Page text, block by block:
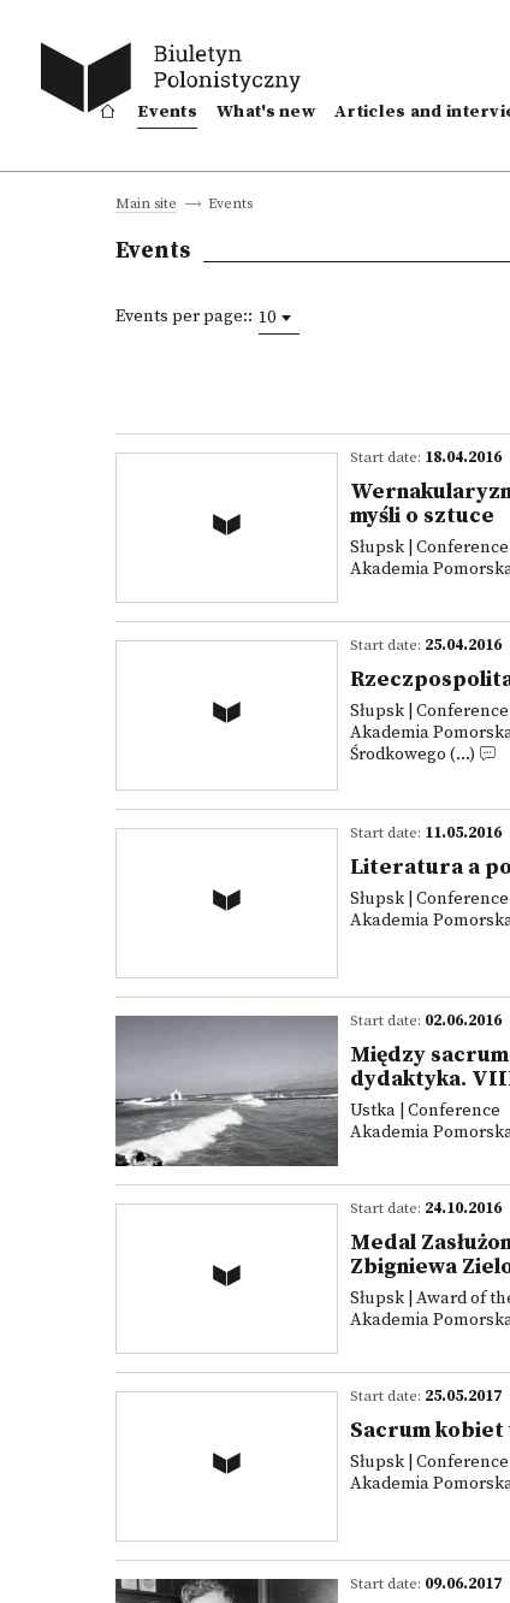
Events What's new Articles and
Main site Events
Events
Events per page:: 10
Start date: 18.04.2016
myśli o sztuce
Słupsk | Conference
Akademia
Start date: 25.04.2016
Słupsk | Conference
Akademia
Środkowego (...)
Start date: 11.05.2016
Literatura a
Słupsk | Conference
Akademia
Start date: 02.06.2016
Między
dydaktyka.
Ustka | Conference
Akademia
Start date: 24.10.2016
Medal
Zbigniewa
Słupsk | Award of
Akademia
Start date: 25.05.2017
Sacrum
Słupsk | Conference
Akademia
Start date: 09.06.2017